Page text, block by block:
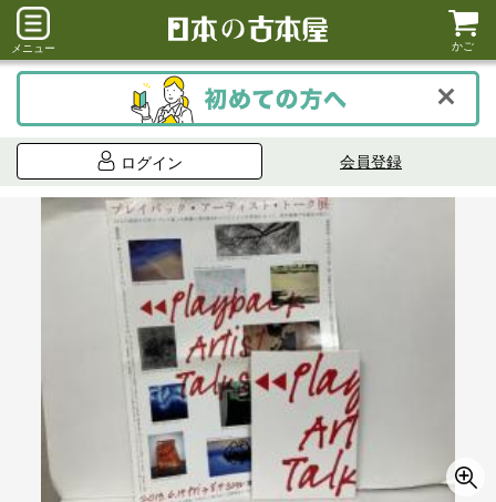
メニュー かご
ログイン 会員登録